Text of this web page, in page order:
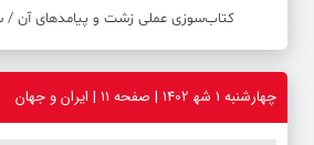
کتاب‌سوزی عملی زشت و پیامدهای آن ‪/‬ سیف الرضا شهابی
چهارشنبه 1 شه‍ 1402 | صفحه ۱۱ | ایران و جهان